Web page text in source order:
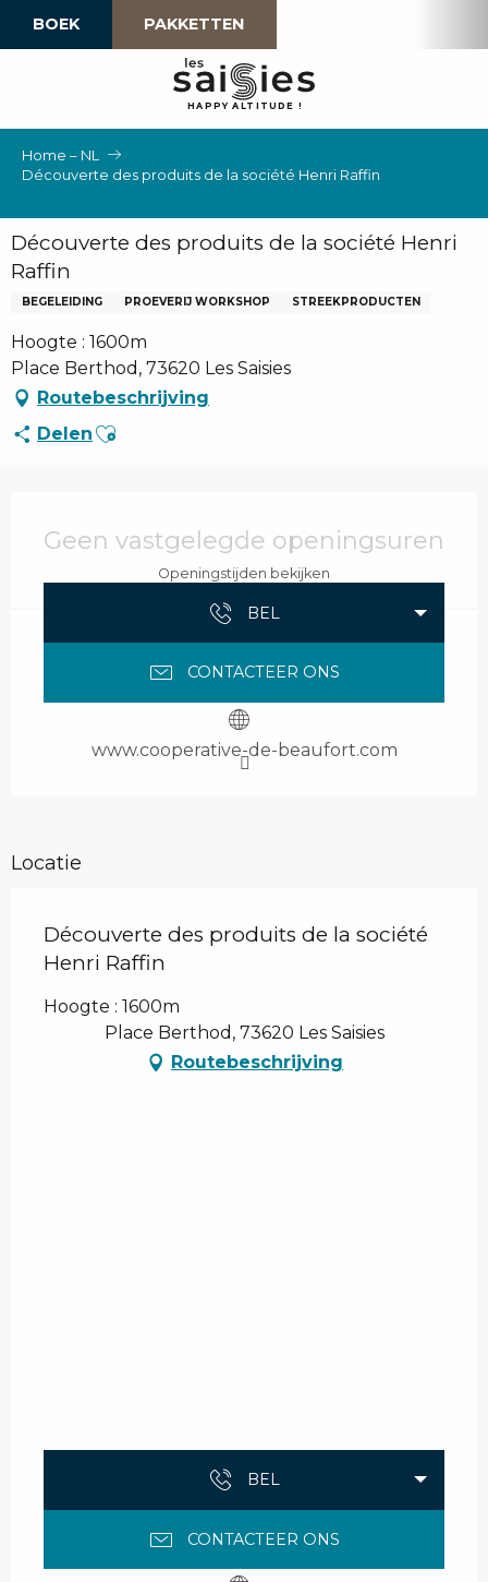
BOEK PAKKETTEN
HAPPY ALTI TU D E !
Home – NL
Découverte des produits de la société Henri Raffin
Découverte des produits de la société Henri
Raffin
BEGELEIDING PROEVERIJ WORKSHOP STREEKPRODUCTEN
Hoogte : 1600m
Place Berthod, 73620 Les Saisies
Routebeschrijving
Delen Ajouter aux favoris
Geen vastgelegde openingsuren
Openingstijden bekijken
BEL
CONTACTEER ONS
www.cooperative-de-beaufort.com
Locatie
Découverte des produits de la société
Henri Raffin
Hoogte : 1600m
Place Berthod, 73620 Les Saisies
Routebeschrijving
BEL
CONTACTEER ONS